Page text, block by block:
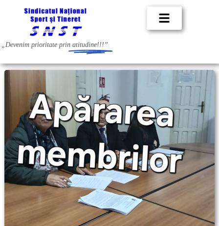
„Devenim prioritate prin atitudine!!!”